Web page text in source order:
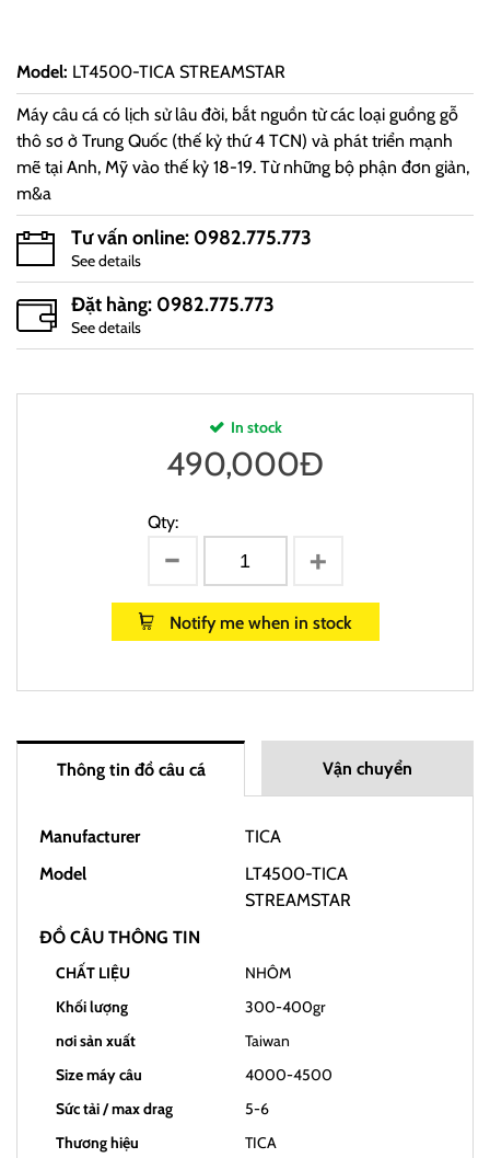
Model: LT4500-TICA STREAMSTAR
Máy câu cá có lịch sử lâu đời, bắt nguồn từ các loại guồng gỗ
thô sơ ở Trung Quốc (thế kỷ thứ 4 TCN) và phát triển mạnh
mẽ tại Anh, Mỹ vào thế kỷ 18-19. Từ những bộ phận đơn giản,
m&a
Tư vấn online: 0982.775.773
See details
Đặt hàng: 0982.775.773
See details
In stock
490,000Đ
Qty:
Notify me when in stock
Thông tin đồ câu cá Vận chuyển
Manufacturer
TICA
Model
LT4500-TICA
STREAMSTAR
ĐỒ CÂU THÔNG TIN
CHẤT LIỆU
NHÔM
Khối lượng
300-400gr
nơi sản xuất
Taiwan
Size máy câu
4000-4500
Sức tải / max drag
5-6
Thương hiệu
TICA